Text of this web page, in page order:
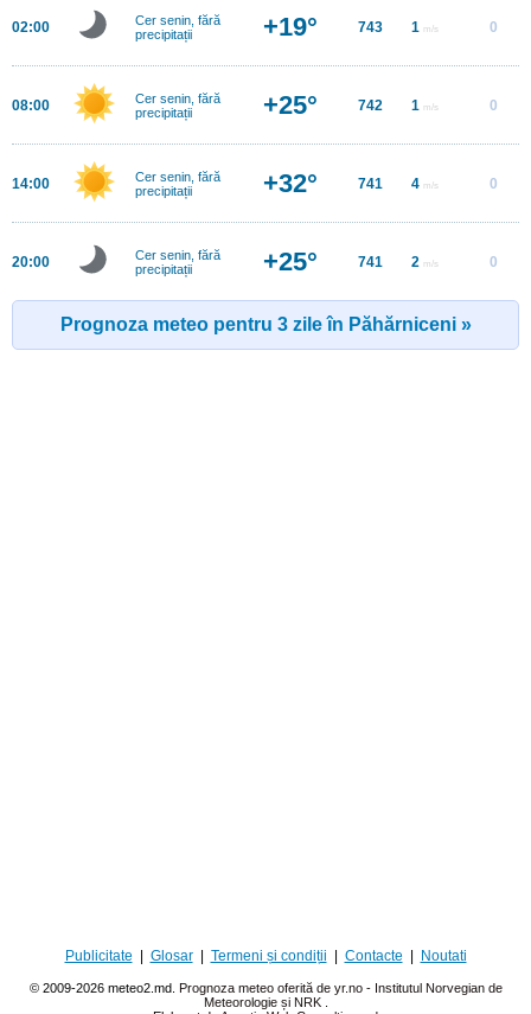
02:00
Cer senin, fără
precipitații
+19° 743 1 m/s 0
08:00
Cer senin, fără
precipitații
+25° 742 1 m/s 0
14:00
Cer senin, fără
precipitații
+32° 741 4 m/s 0
20:00
Cer senin, fără
precipitații
+25° 741 2 m/s 0
Prognoza meteo pentru 3 zile în Păhărniceni »
Publicitate Glosar| Termeni și condiții Contacte Noutati
© 2009-2026 meteo2.md. Prognoza meteo oferită de yr.no - Institutul Norvegian de
Meteorologie și NRK